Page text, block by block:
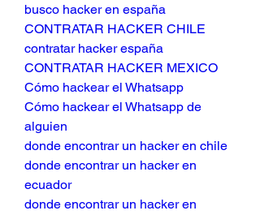
busco hacker en españa
CONTRATAR HACKER CHILE
contratar hacker españa
CONTRATAR HACKER MEXICO
Cómo hackear el Whatsapp
Cómo hackear el Whatsapp de
alguien
donde encontrar un hacker en chile
donde encontrar un hacker en
ecuador
donde encontrar un hacker en